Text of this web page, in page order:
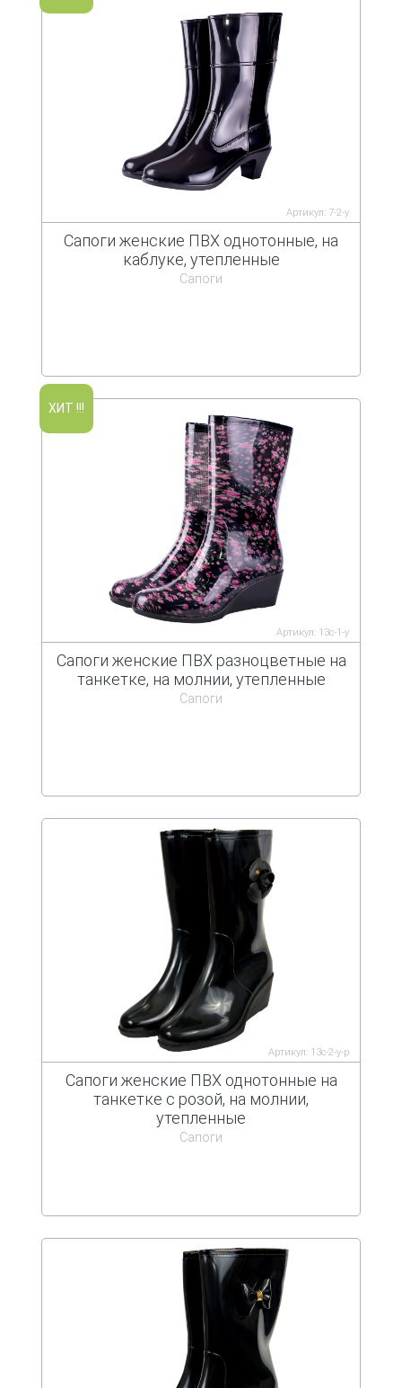
Артикул: 7-2-у
Сапоги женские ПВХ однотонные, на
каблуке, утепленные
Сапоги
ХИТ !!!
Артикул: 13с-1-у
Сапоги женские ПВХ разноцветные на
танкетке, на молнии, утепленные
Сапоги
Артикул: 13с-2-у-р
Сапоги женские ПВХ однотонные на
танкетке с розой, на молнии,
утепленные
Сапоги